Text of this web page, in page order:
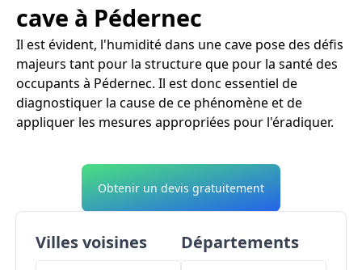
cave à Pédernec
Il est évident, l'humidité dans une cave pose des défis
majeurs tant pour la structure que pour la santé des
occupants à Pédernec. Il est donc essentiel de
diagnostiquer la cause de ce phénomène et de
appliquer les mesures appropriées pour l'éradiquer.
Obtenir un devis gratuitement
Villes voisines Départements